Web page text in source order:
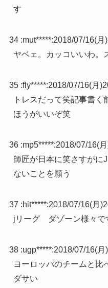
す
34 :mut*****:2018/07/16(月
ヤベェ。カッコいいわ。
35 :fly*****:2018/07/16(月
トレスだって笑記事書
ほうがいいぞ笑
36 :mp5*****:2018/07/16(
師匠が日本に笑さすがに
ないことを願う
37 :hit*****:2018/07/16(月
jリーグ ダゾーン様々で
38 :ugp*****:2018/07/16(月
ヨーロッパのチームと比
ダサい